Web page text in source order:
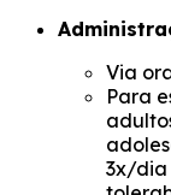
Via
Para
3x/dia